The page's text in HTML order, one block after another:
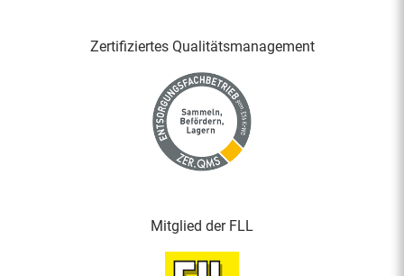
Zertifiziertes Qualitäts­management
Mitglied der FLL